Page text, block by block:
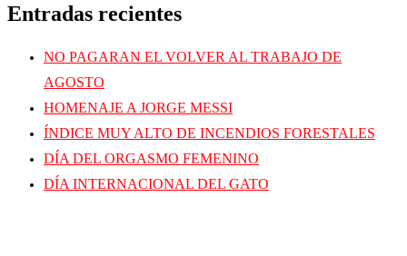
Entradas recientes
NO PAGARAN EL VOLVER AL TRABAJO DE
AGOSTO
HOMENAJE A JORGE MESSI
ÍNDICE MUY ALTO DE INCENDIOS FORESTALES
DÍA DEL ORGASMO FEMENINO
DÍA INTERNACIONAL DEL GATO